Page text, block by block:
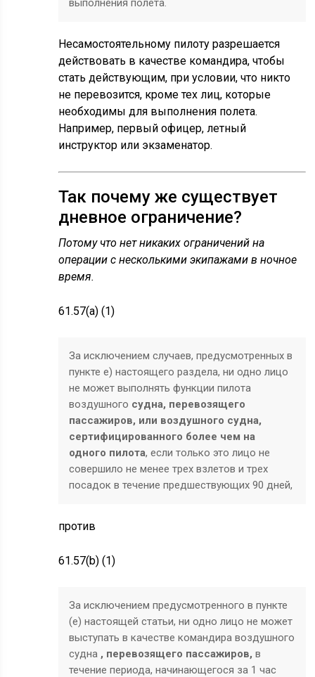
выполнения полета.
Несамостоятельному пилоту разрешается
действовать в качестве командира, чтобы
стать действующим, при условии, что никто
не перевозится, кроме тех лиц, которые
необходимы для выполнения полета.
Например, первый офицер, летный
инструктор или экзаменатор.
Так почему же существует
дневное ограничение?
Потому что нет никаких ограничений на
операции с несколькими экипажами в ночное
время.
61.57(a) (1)
За исключением случаев, предусмотренных в
пункте е) настоящего раздела, ни одно лицо
не может выполнять функции пилота
воздушного судна, перевозящего
пассажиров, или воздушного судна,
сертифицированного более чем на
одного пилота, если только это лицо не
совершило не менее трех взлетов и трех
посадок в течение предшествующих 90 дней,
против
61.57(b) (1)
За исключением предусмотренного в пункте
(е) настоящей статьи, ни одно лицо не может
выступать в качестве командира воздушного
судна , перевозящего пассажиров, в
течение периода, начинающегося за 1 час